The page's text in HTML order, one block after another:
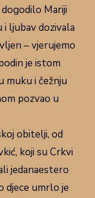
dogodilo Mariji
i ljubav dozivala
– vjerujemo
je istom
muku i čežnju
pozvao u
obitelji, od
koji su Crkvi
jedanaestero
djece umrlo je